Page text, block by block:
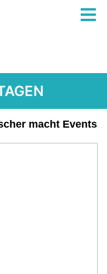
macht Events